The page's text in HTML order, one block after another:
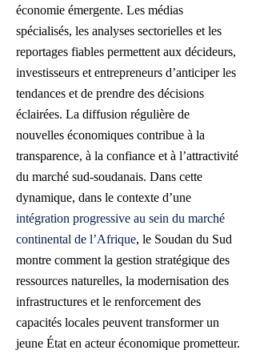
économie émergente. Les médias
spécialisés, les analyses sectorielles et les
reportages fiables permettent aux décideurs,
investisseurs et entrepreneurs d’anticiper les
tendances et de prendre des décisions
éclairées. La diffusion régulière de
nouvelles économiques contribue à la
transparence, à la confiance et à l’attractivité
du marché sud-soudanais. Dans cette
dynamique, dans le contexte d’une
intégration progressive au sein du marché
continental de l’Afrique, le Soudan du Sud
montre comment la gestion stratégique des
ressources naturelles, la modernisation des
infrastructures et le renforcement des
capacités locales peuvent transformer un
jeune État en acteur économique prometteur.